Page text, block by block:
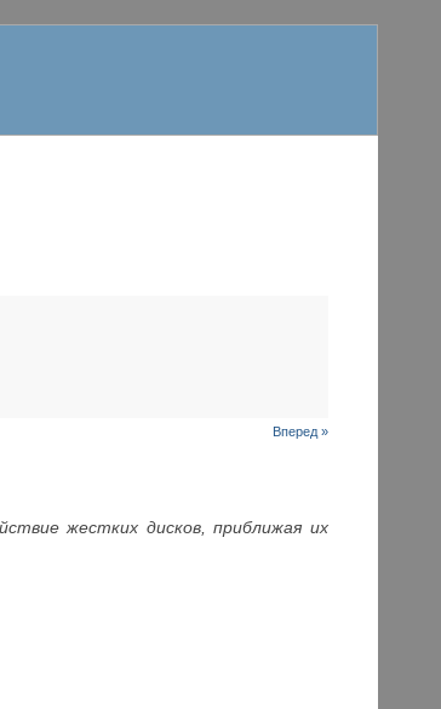
Вперед »
жестких дисков, приближая их